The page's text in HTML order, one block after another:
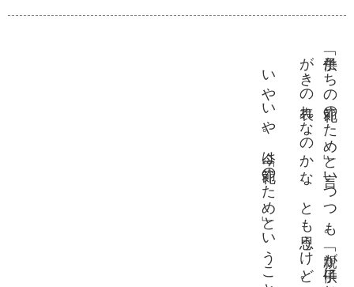
。
いやいや。今は「礼節のため」ということにしよう。